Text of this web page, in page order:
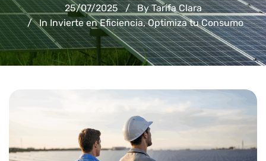
25/07/2025
By Tarifa Clara
InInvierte en Eficiencia,Optimiza tu Consumo